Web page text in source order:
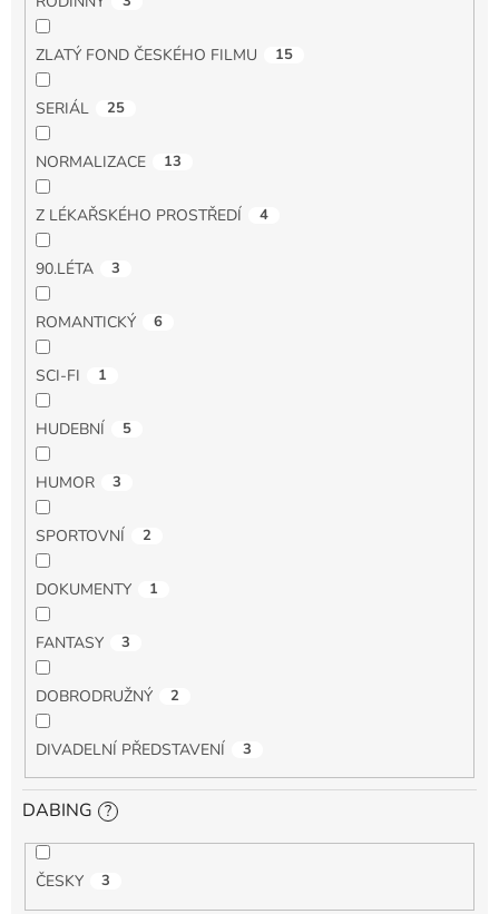
ZLATÝ FOND ČESKÉHO FILMU 15
SERIÁL 25
NORMALIZACE 13
Z LÉKAŘSKÉHO PROSTŘEDÍ 4
90.LÉTA 3
ROMANTICKÝ 6
SCI-FI 1
HUDEBNÍ 5
HUMOR 3
SPORTOVNÍ 2
DOKUMENTY 1
FANTASY 3
DOBRODRUŽNÝ 2
DIVADELNÍ PŘEDSTAVENÍ 3
DABING ?
ČESKY 3